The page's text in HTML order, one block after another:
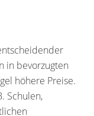
in bevorzugten
höhere Preise.
Schulen,